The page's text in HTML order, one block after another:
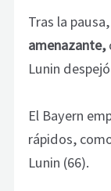
Tras la pausa,
amenazante,
Lunin
El Bayern
rápidos,
Lunin (66).